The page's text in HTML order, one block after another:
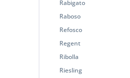
Rabigato
Raboso
Refosco
Regent
Ribolla
Riesling